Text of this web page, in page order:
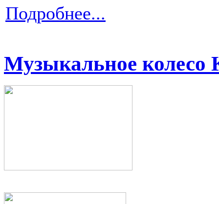
Подробнее...
Музыкальное колесо